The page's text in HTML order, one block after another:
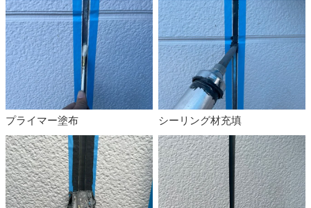
プライマー塗布 シーリング材充填